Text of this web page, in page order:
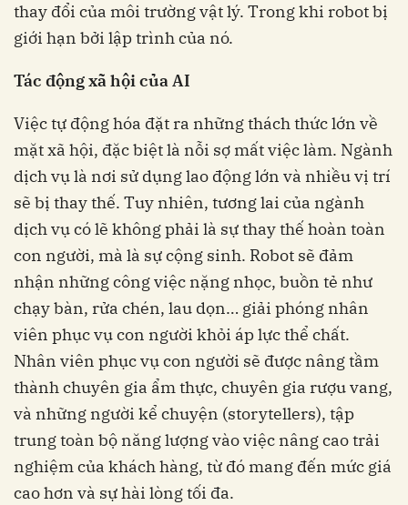
thay đổi của môi trường vật lý. Trong khi robot bị
giới hạn bởi lập trình của nó.
Tác động xã hội của AI
Việc tự động hóa đặt ra những thách thức lớn về
mặt xã hội, đặc biệt là nỗi sợ mất việc làm. Ngành
dịch vụ là nơi sử dụng lao động lớn và nhiều vị trí
sẽ bị thay thế. Tuy nhiên, tương lai của ngành
dịch vụ có lẽ không phải là sự thay thế hoàn toàn
con người, mà là sự cộng sinh. Robot sẽ đảm
nhận những công việc nặng nhọc, buồn tẻ như
chạy bàn, rửa chén, lau dọn… giải phóng nhân
viên phục vụ con người khỏi áp lực thể chất.
Nhân viên phục vụ con người sẽ được nâng tầm
thành chuyên gia ẩm thực, chuyên gia rượu vang,
và những người kể chuyện (storytellers), tập
trung toàn bộ năng lượng vào việc nâng cao trải
nghiệm của khách hàng, từ đó mang đến mức giá
cao hơn và sự hài lòng tối đa.